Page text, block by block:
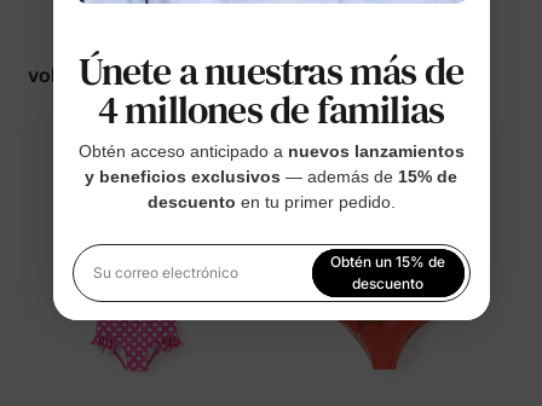
Traje de baño con
volantes para bebé/niño
pequeño de Disney Ariel
$22.99
piezas para niña
pequeña/niña Disney
$26.99
Únete a nuestras más de
4 millones de familias
Obtén acceso anticipado a nuevos lanzamientos
y beneficios exclusivos — además de 15% de
descuento en tu primer pedido.
Su correo electrónico
Obtén un 15% de
descuento
Al registrarte, aceptas nuestra Política de privacidad